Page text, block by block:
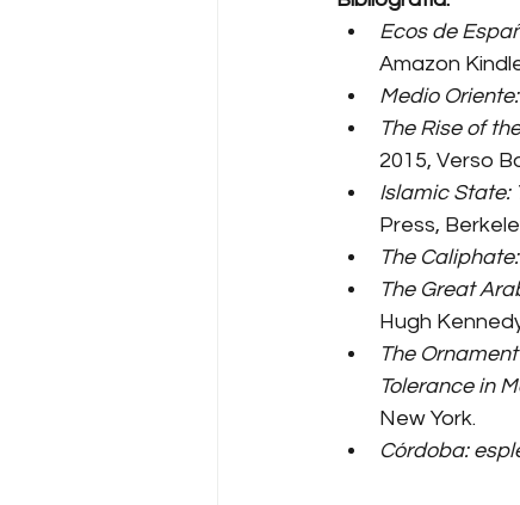
Ecos de
Amazon
Medio
The Rise of
2015, Verso
Islamic State:
Press,
The
The Great
Hugh
The
Tolerance in
New York.
Córdoba: